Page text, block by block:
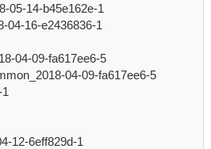
05-14-b45e162e-1
04-16-e2436836-1
04-09-fa617ee6-5
04-09-fa617ee6-5
12-6eff829d-1